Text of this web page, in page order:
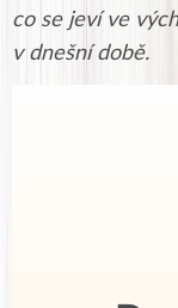
co se jeví ve
v dnešní době.